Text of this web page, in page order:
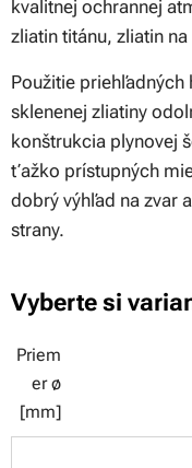
kvalitnej ochrannej
zliatin titánu, zliatin
Použitie
sklenenej zliatiny
konštrukcia plynovej
ťažko prístupných
dobrý výhľad na zvar
strany.
Vyberte si
Priem
er ø
[mm]